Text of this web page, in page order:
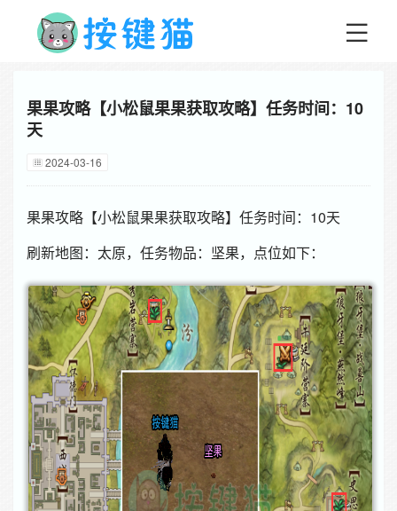
果果攻略【小松鼠果果获取攻略】任务时间：10
天
2024-03-16
果果攻略【小松鼠果果获取攻略】任务时间：10天
刷新地图：太原，任务物品：坚果，点位如下：